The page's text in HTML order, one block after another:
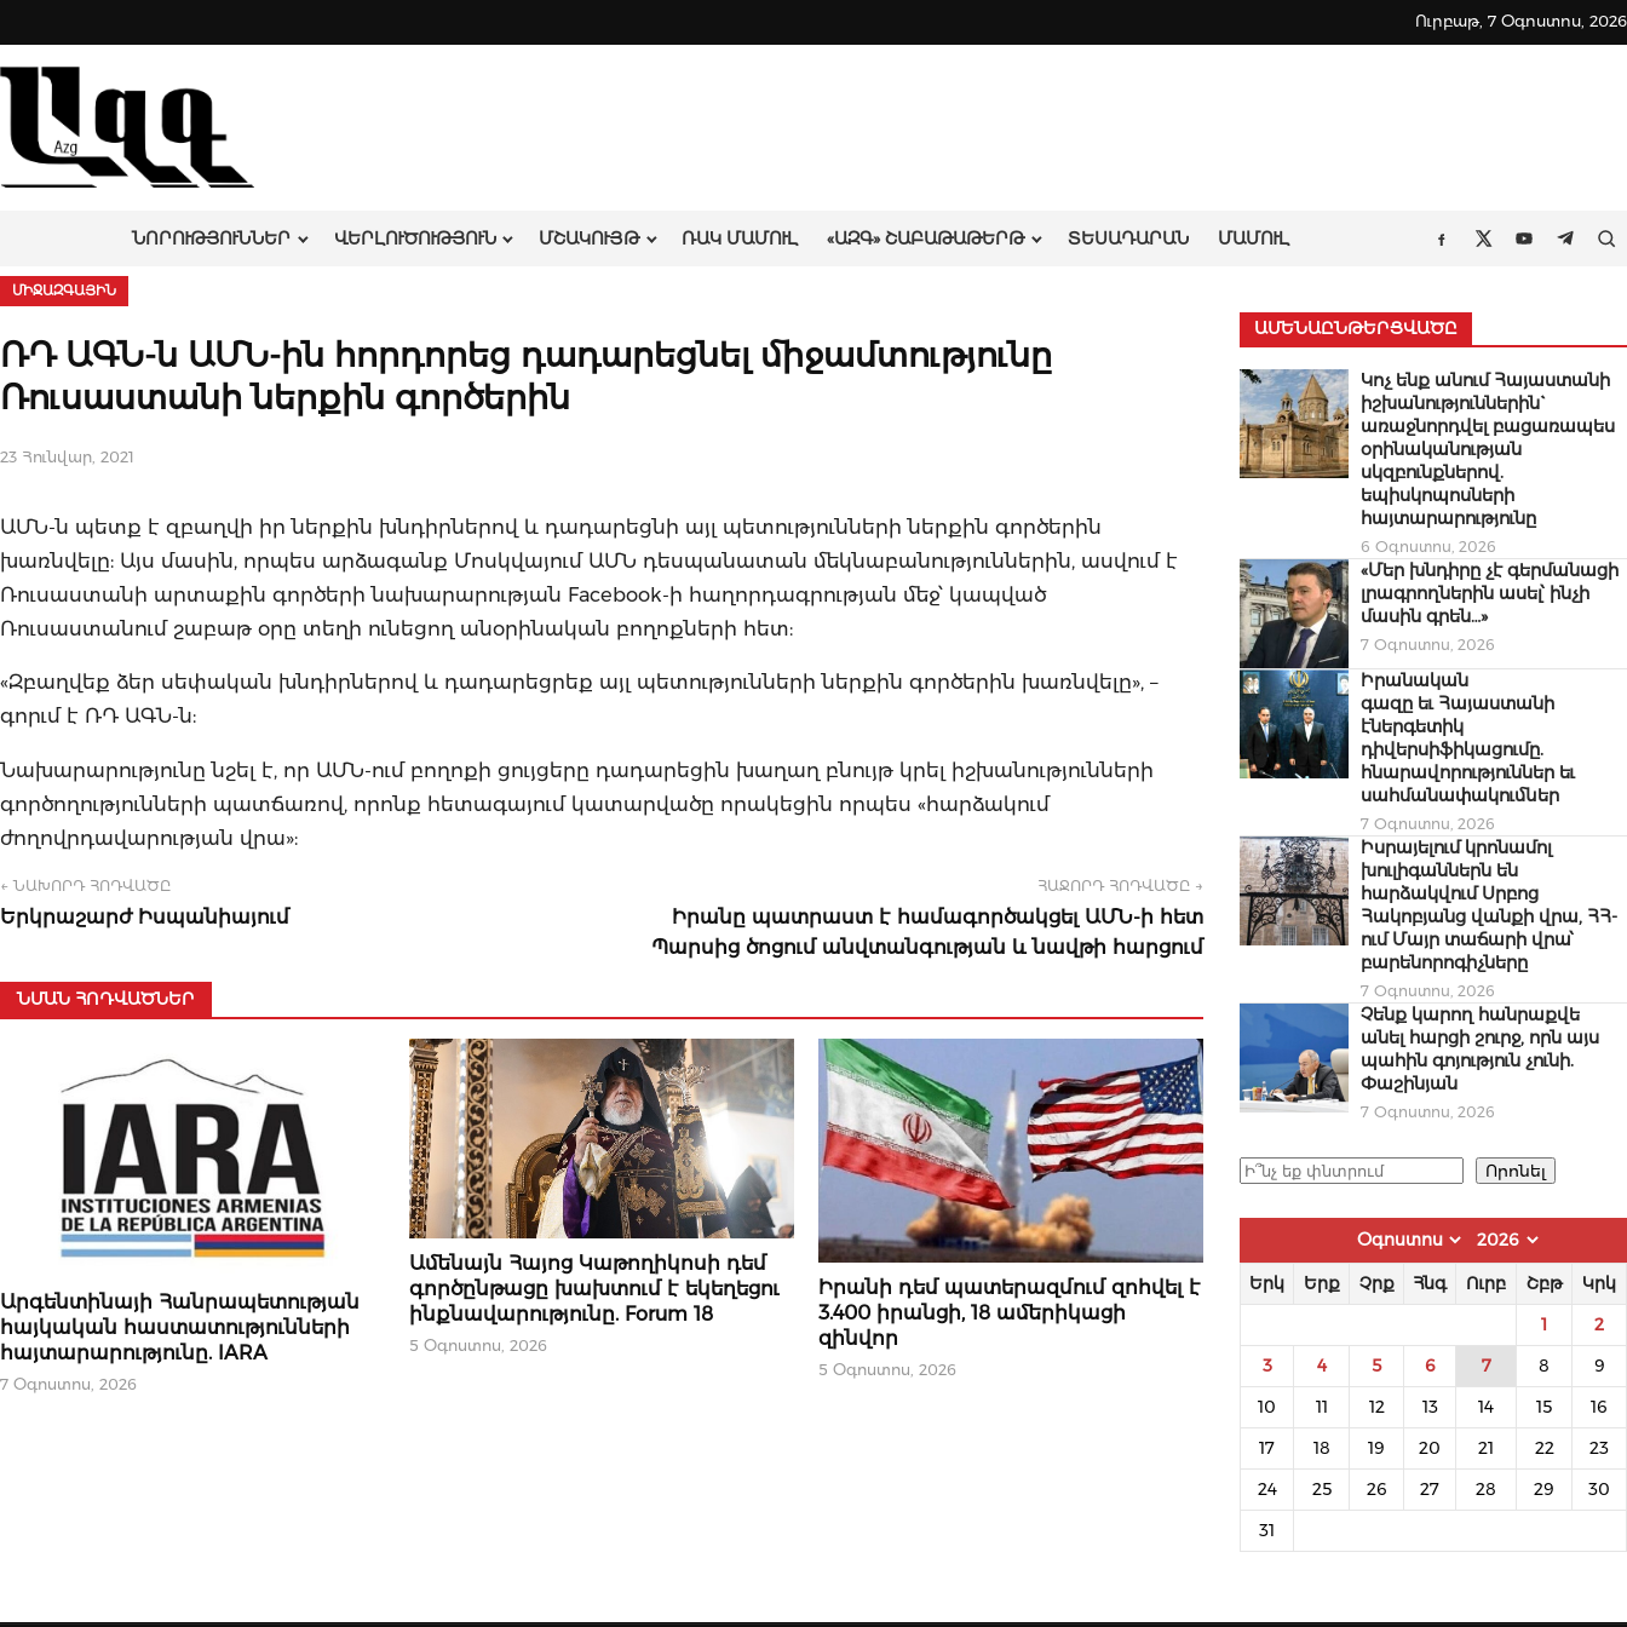
to
content
Ուրբաթ, 7 Օգոստոս, 2026
ՆՈՐՈՒԹՅՈՒՆՆԵՐ ՎԵՐԼՈՒԾՈՒԹՅՈՒՆ ՄՇԱԿՈՒՅԹ ՌԱԿ ՄԱՄՈՒԼ «ԱԶԳ» ՇԱԲԱԹԱԹԵՐԹ ՏԵՍԱԴԱՐԱՆ ՄԱՄՈՒԼ
Facebook
TwitterYoutube
ՄԻՋԱԶԳԱՅԻՆ
ՌԴ ԱԳՆ-ն ԱՄՆ-ին հորդորեց դադարեցնել միջամտությունը
Ռուսաստանի ներքին գործերին
23 Հունվար, 2021
ԱՄՆ-ն պետք է զբաղվի իր ներքին խնդիրներով և դադարեցնի այլ պետությունների ներքին գործերին
խառնվելը: Այս մասին, որպես արձագանք Մոսկվայում ԱՄՆ դեսպանատան մեկնաբանություններին, ասվում է
Ռուսաստանի արտաքին գործերի նախարարության Facebook-ի հաղորդագրության մեջ՝ կապված
Ռուսաստանում շաբաթ օրը տեղի ունեցող անօրինական բողոքների հետ:
«Զբաղվեք ձեր սեփական խնդիրներով և դադարեցրեք այլ պետությունների ներքին գործերին խառնվելը», –
գորւմ է ՌԴ ԱԳՆ-ն:
Նախարարությունը նշել է, որ ԱՄՆ-ում բողոքի ցույցերը դադարեցին խաղաղ բնույթ կրել իշխանությունների
գործողությունների պատճառով, որոնք հետագայում կատարվածը որակեցին որպես «հարձակում
ժողովրդավարության վրա»:
← ՆԱԽՈՐԴ ՀՈԴՎԱԾԸ
Երկրաշարժ Իսպանիայում
ՀԱՋՈՐԴ ՀՈԴՎԱԾԸ →
Իրանը պատրաստ է համագործակցել ԱՄՆ-ի հետ
Պարսից ծոցում անվտանգության և նավթի հարցում
ՆՄԱՆ ՀՈԴՎԱԾՆԵՐ
ԿԱՐԵՎՈՐԸ
Արգենտինայի Հանրապետության
հայկական հաստատությունների
հայտարարությունը. IARA
7 Օգոստոս, 2026
ՄԻՋԱԶԳԱՅԻՆ
Ամենայն Հայոց Կաթողիկոսի դեմ
գործընթացը խախտում է եկեղեցու
ինքնավարությունը. Forum 18
5 Օգոստոս, 2026
ՄԻՋԱԶԳԱՅԻՆ
Իրանի դեմ պատերազմում զոհվել է
3.400 իրանցի, 18 ամերիկացի
զինվոր
5 Օգոստոս, 2026
ԱՄԵՆԱԸՆԹԵՐՑՎԱԾԸ
Կոչ ենք անում Հայաստանի
իշխանություններին`
առաջնորդվել բացառապես
օրինականության
սկզբունքներով.
եպիսկոպոսների
հայտարարությունը
6 Օգոստոս, 2026
«Մեր խնդիրը չէ գերմանացի
լրագրողներին ասել՝ ինչի
մասին գրեն…»
7 Օգոստոս, 2026
Իրանական
գազը եւ Հայաստանի
էներգետիկ
դիվերսիֆիկացումը.
հնարավորություններ եւ
սահմանափակումներ
7 Օգոստոս, 2026
Իսրայելում կրոնամոլ
խուլիգաններն են
հարձակվում Սրբոց
Հակոբյանց վանքի վրա, ՀՀ-
ում Մայր տաճարի վրա՝
բարենորոգիչները
7 Օգոստոս, 2026
Չենք կարող հանրաքվե
անել հարցի շուրջ, որն այս
պահին գոյություն չունի.
Փաշինյան
7 Օգոստոս, 2026
Որոնել Որոնել
Երկ Երք Չրք Հնգ Ուրբ Շբթ Կրկ
1 2
3 4 5 6 7 8 9
10 11 12 13 14 15 16
17 18 19 20 21 22 23
24 25 26 27 28 29 30
31